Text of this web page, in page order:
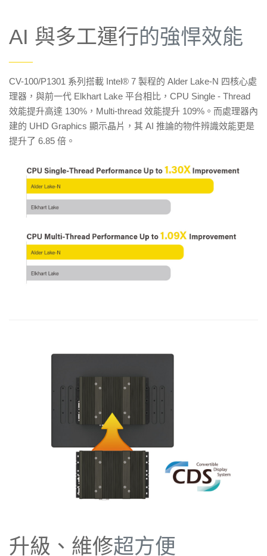
AI 與多工運行的強悍效能
——
CV-100/P1301 系列搭載 Intel® 7 製程的 Alder Lake-N 四核心處
理器，與前一代 Elkhart Lake 平台相比，CPU Single - Thread
效能提升高達 130%，Multi-thread 效能提升 109%。而處理器內
建的 UHD Graphics 顯示晶片，其 AI 推論的物件辨識效能更是
提升了 6.85 倍。
升級、維修超方便